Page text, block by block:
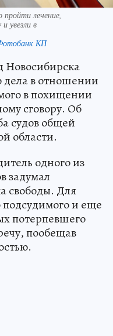
пройти лечение,
увезли в
КП
Новосибирска
дела в отношении
в похищении
сговору. Об
судов общей
области.
одного из
задумал
свободы. Для
подсудимого и еще
потерпевшего
пообещав